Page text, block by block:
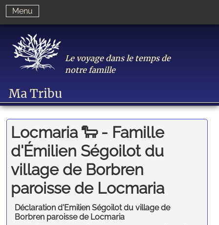
Ma Tribu
Le voyage dans le temps de
notre famille
Menu
Locmaria 🐑 - Famille
d'Émilien Ségoilot du
village de Borbren
paroisse de Locmaria
Déclaration d'Emilien Ségoilot du village de
Borbren paroisse de Locmaria